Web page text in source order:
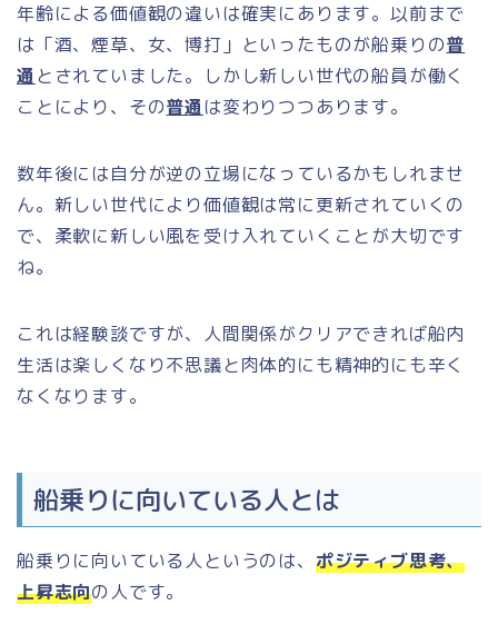
年齢による価値観の違いは確実にあります。以前まで
は「酒、煙草、女、博打」といったものが船乗りの普
通とされていました。しかし新しい世代の船員が働く
ことにより、その普通は変わりつつあります。
数年後には自分が逆の立場になっているかもしれませ
ん。新しい世代により価値観は常に更新されていくの
で、柔軟に新しい風を受け入れていくことが大切です
ね。
これは経験談ですが、人間関係がクリアできれば船内
生活は楽しくなり不思議と肉体的にも精神的にも辛く
なくなります。
船乗りに向いている人とは
船乗りに向いている人というのは、 ポジティブ思考、
上昇志向の人です。